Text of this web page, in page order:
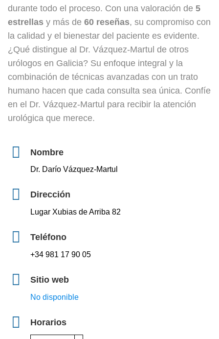
durante todo el proceso. Con una valoración de 5
estrellas y más de 60 reseñas, su compromiso con
la calidad y el bienestar del paciente es evidente.
¿Qué distingue al Dr. Vázquez-Martul de otros
urólogos en Galicia? Su enfoque integral y la
combinación de técnicas avanzadas con un trato
humano hacen que cada consulta sea única. Confíe
en el Dr. Vázquez-Martul para recibir la atención
urológica que merece.
Nombre
Dr. Darío Vázquez-Martul
Dirección
Lugar Xubias de Arriba 82
Teléfono
+34 981 17 90 05
Sitio web
No disponible
Horarios